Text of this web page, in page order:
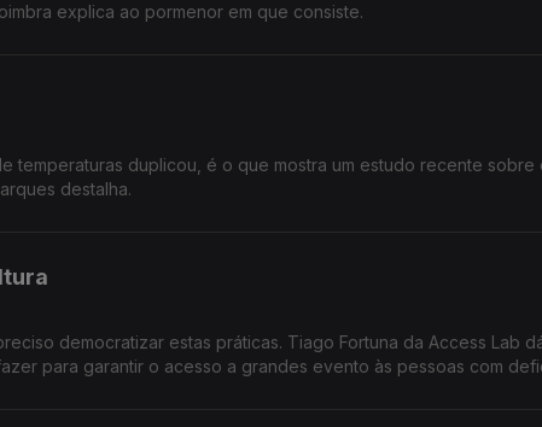
explica ao pormenor em que consiste.
temperaturas duplicou, é o que mostra um estudo recente sobre
destalha.
democratizar estas práticas. Tiago Fortuna da Access Lab
para garantir o acesso a grandes evento às pessoas com